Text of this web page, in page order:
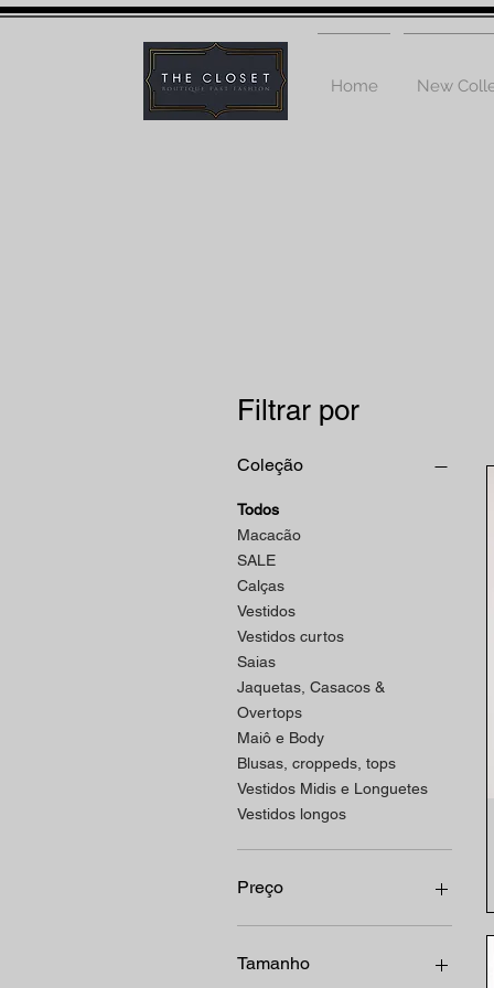
Home New
Filtrar por
Coleção
Todos
Macacão
SALE
Calças
Vestidos
Vestidos curtos
Saias
Jaquetas, Casacos &
Overtops
Maiô e Body
Blusas, croppeds, tops
Vestidos Midis e Longuetes
Vestidos longos
Preço
Tamanho